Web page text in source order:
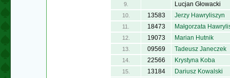
9. Lucjan Głowacki
10. 13583 Jerzy Hawryliszyn
11. 18473 Małgorzata
12. 19073 Marian Hutnik
13. 09569 Tadeusz Janeczek
14. 22566 Krystyna Koba
15. 13184 Dariusz Kowalski